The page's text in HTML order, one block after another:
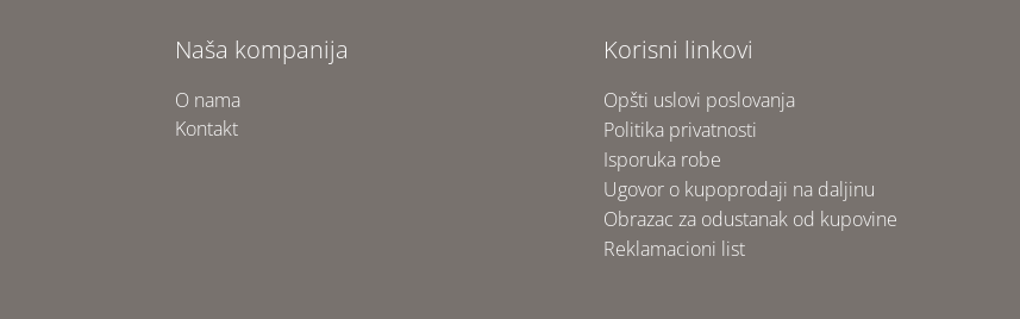
Naša kompanija
O nama
Kontakt
Korisni linkovi
Opšti uslovi poslovanja
Politika privatnosti
Isporuka robe
Ugovor o kupoprodaji na daljinu
Obrazac za odustanak od kupovine
Reklamacioni list